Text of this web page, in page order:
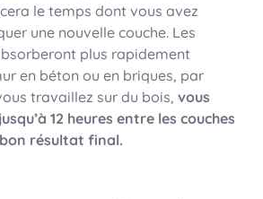
le temps dont vous avez
une nouvelle couche. Les
plus rapidement
en béton ou en briques, par
travaillez sur du bois, vous
12 heures entre les couches
résultat final.